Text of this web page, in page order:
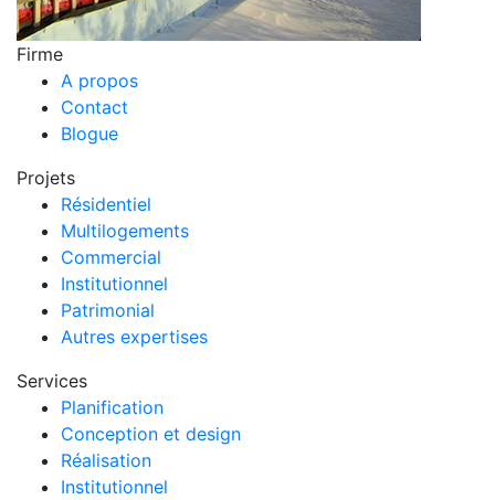
Firme
A propos
Contact
Blogue
Projets
Résidentiel
Multilogements
Commercial
Institutionnel
Patrimonial
Autres expertises
Services
Planification
Conception et design
Réalisation
Institutionnel